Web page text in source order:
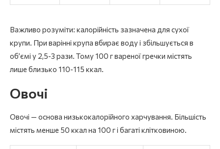
Важливо розуміти: калорійність зазначена для сухої
крупи. При варінні крупа вбирає воду і збільшується в
об’ємі у 2,5-3 рази. Тому 100 г вареної гречки містять
лише близько 110-115 ккал.
Овочі
Овочі — основа низькокалорійного харчування. Більшість
містять менше 50 ккал на 100 г і багаті клітковиною.